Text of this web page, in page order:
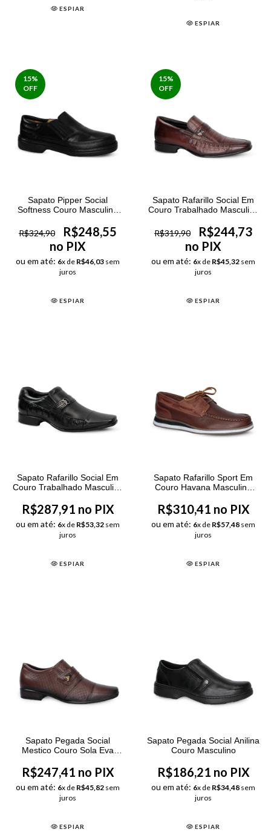
ESPIAR
ESPIAR
15%
OFF
Sapato Pipper Social
Softness Couro Masculino
R$324,90
R$248,55
no PIX
ou em até: 6x de R$46,03 sem
juros
ESPIAR
15%
OFF
Sapato Rafarillo Social Em
Couro Trabalhado Masculino
R$319,90
R$244,73
no PIX
ou em até: 6x de R$45,32 sem
juros
ESPIAR
Sapato Rafarillo Social Em
Couro Trabalhado Masculino
R$287,91 no PIX
ou em até: 6x de R$53,32 sem
juros
ESPIAR
Sapato Rafarillo Sport Em
Couro Havana Masculino
R$310,41 no PIX
ou em até: 6x de R$57,48 sem
juros
ESPIAR
Sapato Pegada Social
Mestico Couro Sola Eva
R$247,41 no PIX
ou em até: 6x de R$45,82 sem
juros
ESPIAR
Sapato Pegada Social Anilina
Couro Masculino
R$186,21 no PIX
ou em até: 6x de R$34,48 sem
juros
ESPIAR